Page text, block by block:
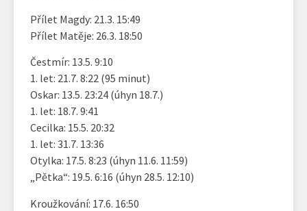
Přílet Magdy: 21.3. 15:49
Přílet Matěje: 26.3. 18:50
Čestmír: 13.5. 9:10
1. let: 21.7. 8:22 (95 minut)
Oskar: 13.5. 23:24 (úhyn 18.7.)
1. let: 18.7. 9:41
Cecilka: 15.5. 20:32
1. let: 31.7. 13:36
Otylka: 17.5. 8:23 (úhyn 11.6. 11:59)
„Pětka“: 19.5. 6:16 (úhyn 28.5. 12:10)
Kroužkování: 17.6. 16:50